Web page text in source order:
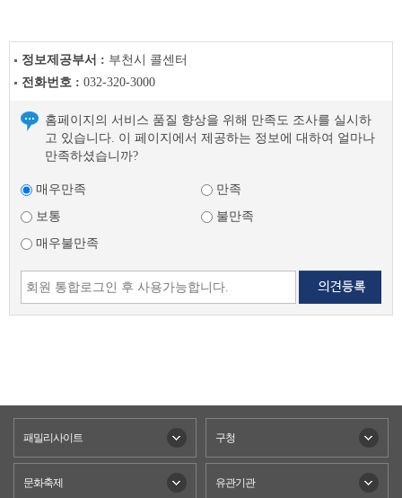
정보제공부서 : 부천시 콜센터
전화번호 : 032-320-3000
홈페이지의 서비스 품질 향상을 위해 만족도 조사를 실시하
고 있습니다. 이 페이지에서 제공하는 정보에 대하여 얼마나
만족하셨습니까?
매우만족
만족
보통
불만족
매우불만족
패밀리사이트 구청
문화축제 유관기관